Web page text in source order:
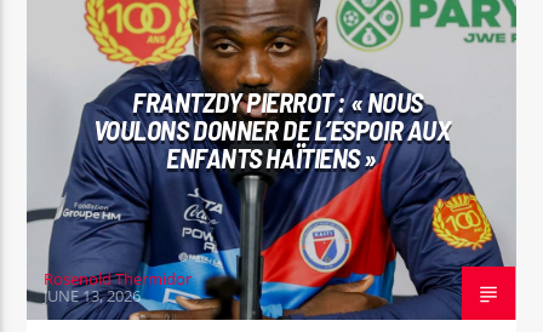
FRANTZDY PIERROT : « NOUS
VOULONS DONNER DE L’ESPOIR AUX
ENFANTS HAÏTIENS »
Rosenold Thermidor
JUNE 13, 2026